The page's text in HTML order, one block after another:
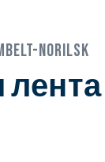
NORILSK
лента